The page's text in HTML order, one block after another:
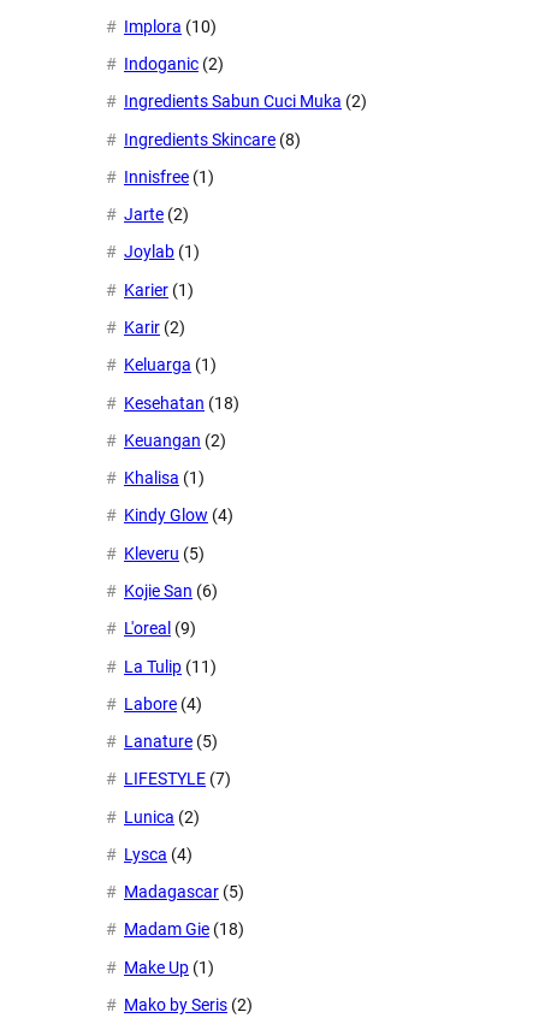
Implora (10)
Indoganic (2)
Ingredients Sabun Cuci Muka (2)
Ingredients Skincare (8)
Innisfree (1)
Jarte (2)
Joylab (1)
Karier (1)
Karir (2)
Keluarga (1)
Kesehatan (18)
Keuangan (2)
Khalisa (1)
Kindy Glow (4)
Kleveru (5)
Kojie San (6)
L'oreal (9)
La Tulip (11)
Labore (4)
Lanature (5)
LIFESTYLE (7)
Lunica (2)
Lysca (4)
Madagascar (5)
Madam Gie (18)
Make Up (1)
Mako by Seris (2)